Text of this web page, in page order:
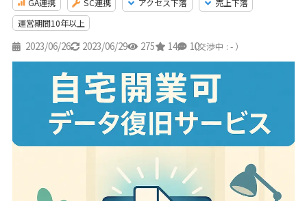
GA連携
SC連携 アクセス下落
売上下落
運営期間10年以上
2023/06/26 2023/06/29 275 14 10
（交渉中 : - ）